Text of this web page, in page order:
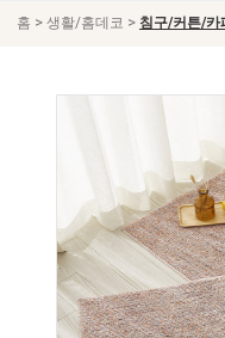
홈 > 생활/홈데코 > 침구/커튼/카